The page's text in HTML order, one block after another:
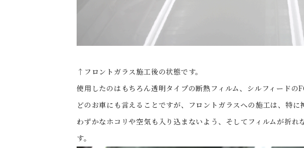
↑フロントガラス施工後の状態です。
使用したのはもちろん透明タイプの断熱フィルム、シルフィードの
どのお車にも言えることですが、フロントガラスへの施工は、特に
わずかなホコリや空気も入り込まないよう、そしてフィルムが折
す。